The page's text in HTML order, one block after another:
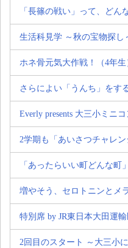
「長篠の戦い」って、どん
生活科見学 ～秋の宝物探し
ホネ骨元気大作戦！（4年生
さらによい「うんち」をす
Everly presents 大三小ミニ
2学期も「あいさつチャレン
「あったらいい町どんな町
増やそう、セロトニンとメ
特別席 by JR東日本大田運輸
2回目のスタート ～大三小